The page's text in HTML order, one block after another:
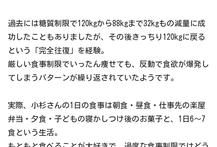
過去には糖質制限で120kgから88kgまで32kgもの減量に成
功したこともありましたが、その後きっちり120kgに戻る
という「完全往復」を経験。
厳しい食事制限でいったん痩せても、反動で食欲が爆発し
てしまうパターンが繰り返されていたようです。
実際、小杉さんの1日の食事は朝食・昼食・仕事先の楽屋
弁当・夕食・子どもの寝かしつけ後のお菓子と、1日6〜7
食という生活。